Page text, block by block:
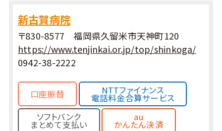
新古賀病院
〒830-8577 福岡県久留米市天神町120
https://www.tenjinkai.or.jp/top/shinkoga/
0942-38-2222
口座振替 NTTファイナンス
電話料金合算サービス
ソフトバンク
まとめて支払い
au
かんたん決済